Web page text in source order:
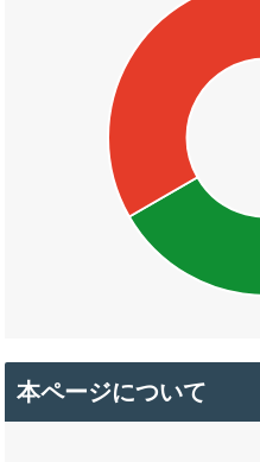
本ページについて